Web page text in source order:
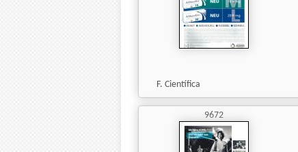
F. Científica
9672